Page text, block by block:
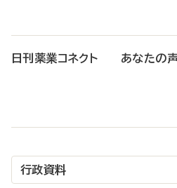
日刊薬業コネクト あなたの声
行政資料